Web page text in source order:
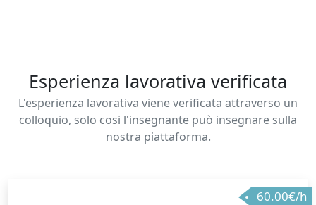
Esperienza lavorativa verificata
L'esperienza lavorativa viene verificata attraverso un
colloquio, solo cosi l'insegnante può insegnare sulla
nostra piattaforma.
60.00€/h